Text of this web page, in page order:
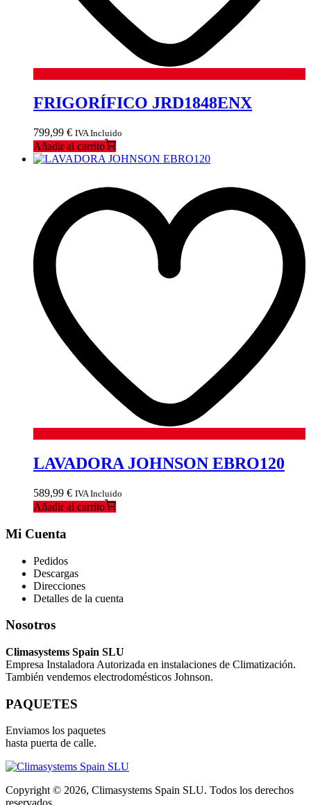
FRIGORÍFICO JRD1848ENX
799,99 € IVA Incluido
Añadir al carrito
LAVADORA JOHNSON EBRO120
589,99 € IVA Incluido
Añadir al carrito
Mi Cuenta
Pedidos
Descargas
Direcciones
Detalles de la cuenta
Nosotros
Climasystems Spain SLU
Empresa Instaladora Autorizada en instalaciones de Climatización.
También vendemos electrodomésticos Johnson.
PAQUETES
Enviamos los paquetes
hasta puerta de calle.
Copyright © 2026, Climasystems Spain SLU. Todos los derechos